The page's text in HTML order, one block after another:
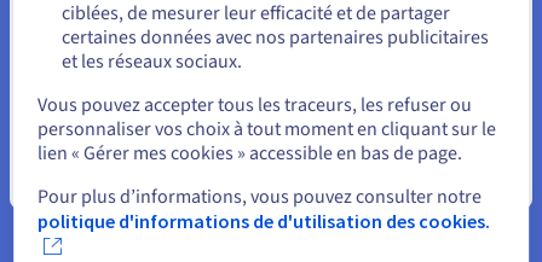
données
Toutes les bases de données ne s’appuient pas sur ce modèle
de tables. Elles peuvent s’en inspirer, mais possèdent des
spécificités particulières. Dans les années 1980, le modèle
« orienté objet » apparaît et réinvente la façon dont sont
stockées les informations. Dans les années 2000 apparaît le
des bases de données. Le but était de développer des bases
de données plus pratiques pour les analyses poussées
comme le big data. Tous ces modèles possèdent leurs
Sélectionner un autre site web
ciblées, de mesurer leur efficacité et de partager
certaines données avec nos partenaires publicitaires
et les réseaux sociaux.
Vous pouvez accepter tous les traceurs, les refuser ou
personnaliser vos choix à tout moment en cliquant sur le
lien « Gérer mes cookies » accessible en bas de page.
Pour plus d’informations, vous pouvez consulter notre
politique d'informations de d'utilisation des cookies.